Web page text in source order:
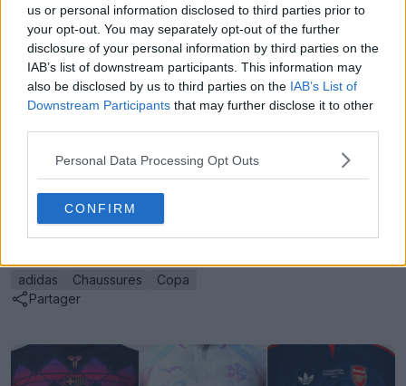
us or personal information disclosed to third parties prior to
your opt-out. You may separately opt-out of the further
disclosure of your personal information by third parties on the
IAB’s list of downstream participants. This information may
also be disclosed by us to third parties on the IAB’s List of
Downstream Participants that may further disclose it to other
Personal Data Processing Opt Outs
CONFIRM
Coloris :noir / blanc / rouge vif
Date de sortie :janvier 2026
Les nouvelles chaussures Adidas Copa Pure 2026
Immortal DNA seront disponibles à partir de janvier
2026, au prix de 230 USD (230 EUR, 200 GBP).
Donne-nous ton avis sur les chaussures Adidas Copa
Pure 4 de la collection Immortal DNA ci-dessous.
Afficher les commentaires
adidas Chaussures
Copa
Partager